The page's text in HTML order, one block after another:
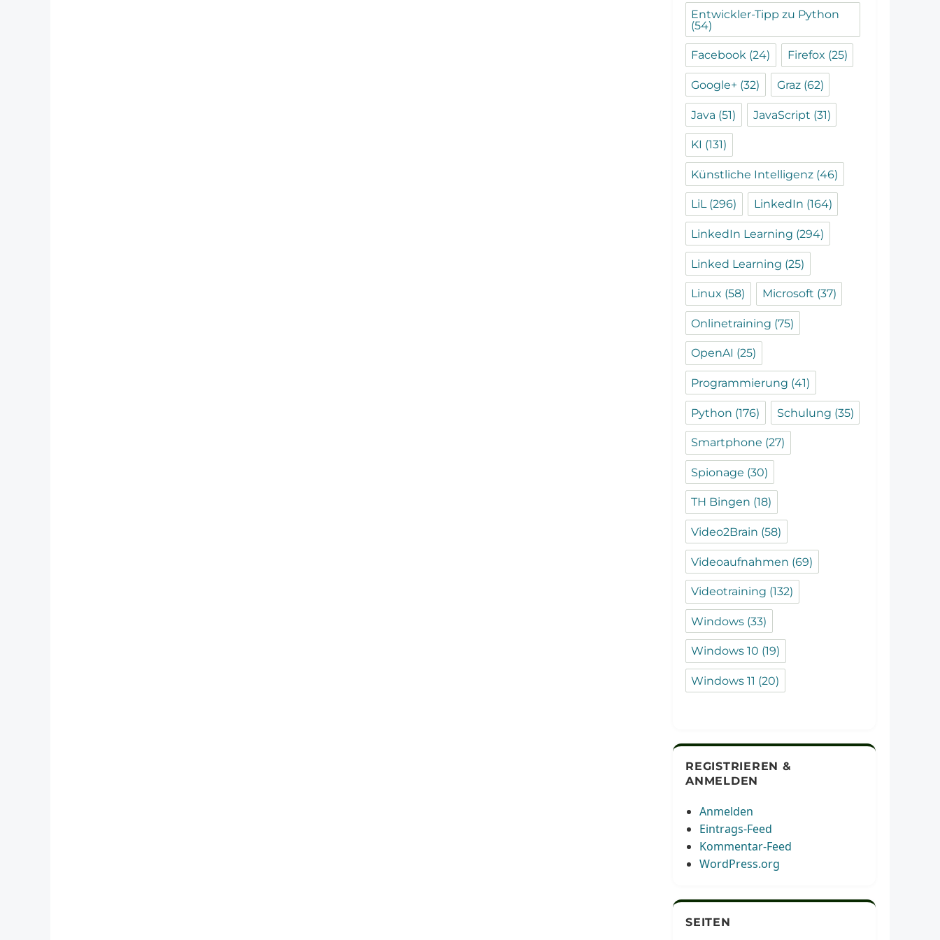
Entwickler-Tipp zu Python
(54)
Facebook (24) Firefox (25)
Google+ (32) Graz(62)
Java (51) JavaScript (31)
KI (131)
Künstliche Intelligenz (46)
LiL(296) LinkedIn (164)
LinkedIn Learning (294)
Linked Learning (25)
Linux (58) Microsoft (37)
Onlinetraining (75)
OpenAI (25)
Programmierung (41)
Python (176) Schulung (35)
Smartphone (27)
Spionage (30)
TH Bingen (18)
Video2Brain (58)
Videoaufnahmen (69)
Videotraining (132)
Windows (33)
Windows 10 (19)
Windows 11 (20)
REGISTRIEREN &
ANMELDEN
Anmelden
Eintrags-Feed
Kommentar-Feed
WordPress.org
SEITEN